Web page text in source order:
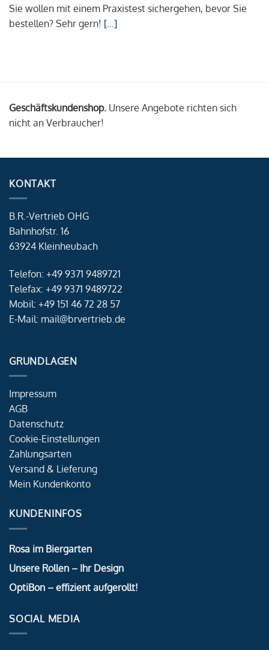
Sie wollen mit einem Praxistest sichergehen, bevor Sie
bestellen? Sehr gern! [...]
Geschäftskundenshop. Unsere Angebote richten sich
nicht an Verbraucher!
KONTAKT
B.R.-Vertrieb OHG
Bahnhofstr. 16
63924 Kleinheubach
Telefon: +49 9371 9489721
Telefax: +49 9371 9489722
Mobil: +49 151 46 72 28 57
E-Mail: mail@brvertrieb.de
GRUNDLAGEN
Impressum
AGB
Datenschutz
Cookie-Einstellungen
Zahlungsarten
Versand & Lieferung
Mein Kundenkonto
KUNDENINFOS
Rosa im Biergarten
Unsere Rollen – Ihr Design
OptiBon – effizient aufgerollt!
SOCIAL MEDIA